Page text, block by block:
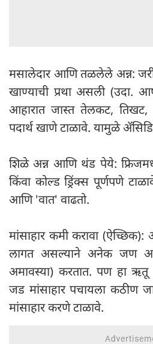
मसालेदार आणि तळलेले अन्न:
खाण्याची प्रथा असली (उदा.
आहारात जास्त तेलकट,
पदार्थ खाणे टाळावे. यामुळे
शिळे अन्न आणि थंड पेये:
किंवा कोल्ड ड्रिंक्स पूर्णपणे
आणि 'वात' वाढतो.
मांसाहार कमी करावा (ऐच्छिक):
लागत असल्याने अनेक जण
अमावस्या) करतात. पण हा
जड मांसाहार पचायला कठीण
मांसाहार करणे टाळावे.